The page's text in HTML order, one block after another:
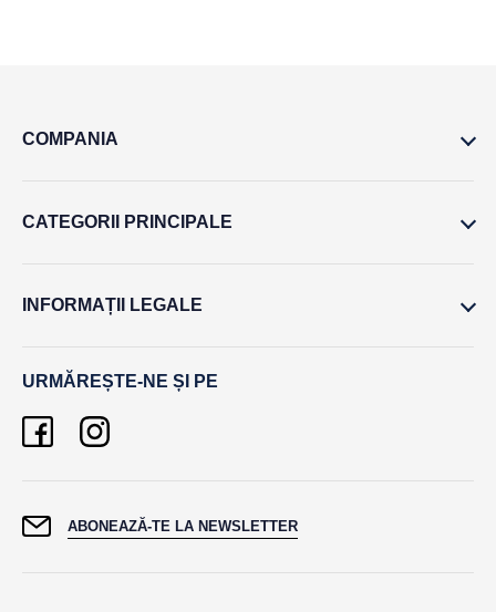
COMPANIA
CATEGORII PRINCIPALE
INFORMAȚII LEGALE
URMĂREȘTE-NE ȘI PE
ABONEAZĂ-TE LA NEWSLETTER